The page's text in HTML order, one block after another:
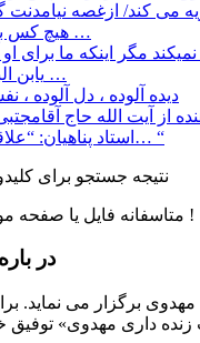
می کند/ ازغصه نیامدنت
هیچ کس به من نگفت …
مگر اینکه ما برای او
یابن البدور المنیره …
دیده آلوده ، دل آلوده ،
از آیت الله حاج
استاد پناهیان: “علاقه مند شدن… “
نتیجه جستجو برای
متاسفانه فایل یا صفحه مورد نظر یافت نشد !
در
معارف مهدوی برگزار می